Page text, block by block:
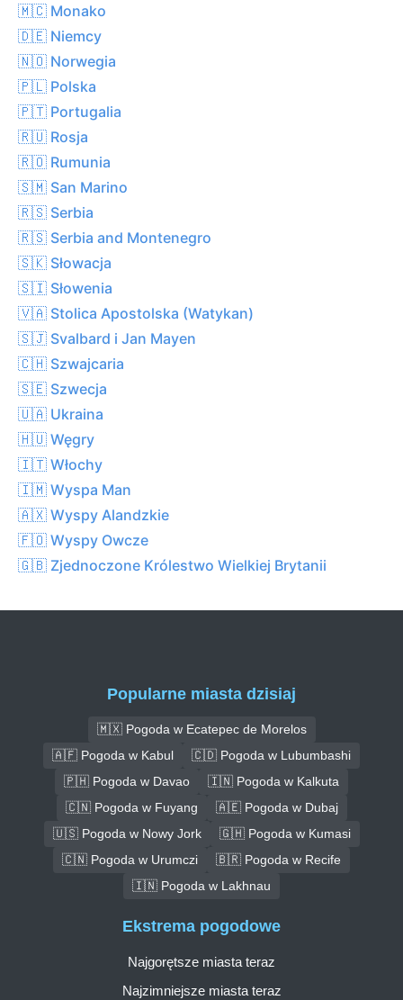
🇲🇨 Monako
🇩🇪 Niemcy
🇳🇴 Norwegia
🇵🇱 Polska
🇵🇹 Portugalia
🇷🇺 Rosja
🇷🇴 Rumunia
🇸🇲 San Marino
🇷🇸 Serbia
🇷🇸 Serbia and Montenegro
🇸🇰 Słowacja
🇸🇮 Słowenia
🇻🇦 Stolica Apostolska (Watykan)
🇸🇯 Svalbard i Jan Mayen
🇨🇭 Szwajcaria
🇸🇪 Szwecja
🇺🇦 Ukraina
🇭🇺 Węgry
🇮🇹 Włochy
🇮🇲 Wyspa Man
🇦🇽 Wyspy Alandzkie
🇫🇴 Wyspy Owcze
🇬🇧 Zjednoczone Królestwo Wielkiej Brytanii
Popularne miasta dzisiaj
🇲🇽 Pogoda w Ecatepec de Morelos
🇦🇫 Pogoda w Kabul
🇨🇩 Pogoda w Lubumbashi
🇵🇭 Pogoda w Davao
🇮🇳 Pogoda w Kalkuta
🇨🇳 Pogoda w Fuyang
🇦🇪 Pogoda w Dubaj
🇺🇸 Pogoda w Nowy Jork
🇬🇭 Pogoda w Kumasi
🇨🇳 Pogoda w Urumczi
🇧🇷 Pogoda w Recife
🇮🇳 Pogoda w Lakhnau
Ekstrema pogodowe
Najgorętsze miasta teraz
Najzimniejsze miasta teraz